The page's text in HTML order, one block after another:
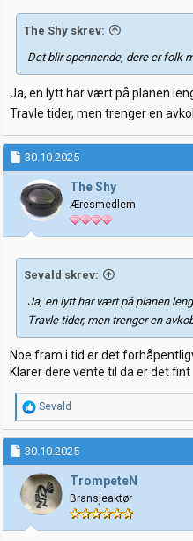
The Shy skrev:
Det blir spennende, dere er folk
Ja, en lytt har vært på planen
Travle tider, men trenger en
30.10.2025
The Shy
Æresmedlem
Sevald skrev:
Ja, en lytt har vært på planen
Travle tider, men trenger en
Noe fram i tid er det
Klarer dere vente til da er det fint
R
e
a
k
s
j
o
n
e
r
Sevald
30.10.2025
TrompeteN
Bransjeaktør